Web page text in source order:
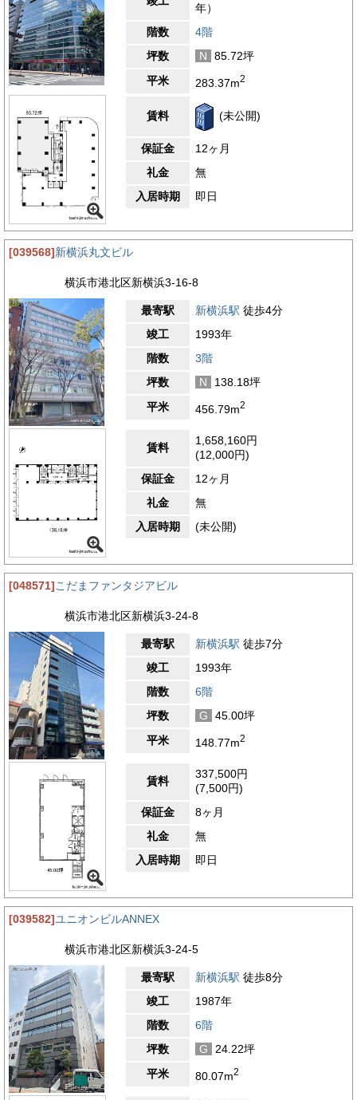
年）
階数
4階
坪数
N
85.72坪
平米
283.37m2
賃料 (未公開)
保証金
12ヶ月
礼金
無
入居時期
即日
[039568]新横浜丸文ビル
横浜市港北区新横浜3-16-8
最寄駅 新横浜駅 徒歩4分
竣工
1993年
階数
3階
坪数
N
138.18坪
平米
456.79m2
賃料
1,658,160円
(12,000円)
保証金
12ヶ月
礼金
無
入居時期
(未公開)
[048571]こだまファンタジアビル
横浜市港北区新横浜3-24-8
最寄駅 新横浜駅 徒歩7分
竣工
1993年
階数
6階
坪数
G
45.00坪
平米
148.77m2
賃料
337,500円
(7,500円)
保証金
8ヶ月
礼金
無
入居時期
即日
[039582]ユニオンビルANNEX
横浜市港北区新横浜3-24-5
最寄駅 新横浜駅 徒歩8分
竣工
1987年
階数
6階
坪数
G
24.22坪
平米
80.07m2